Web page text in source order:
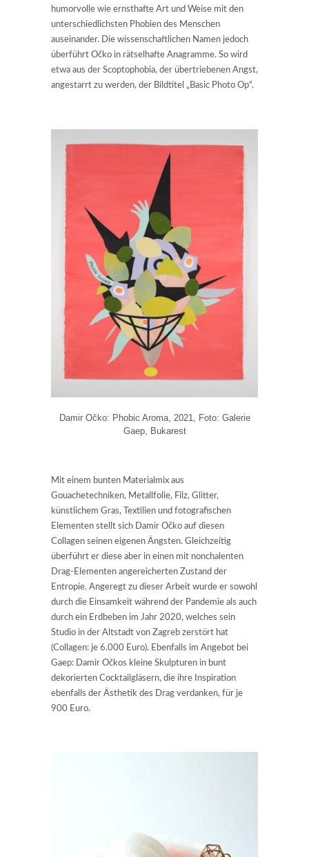
humorvolle wie ernsthafte Art und Weise mit den
unterschiedlichsten Phobien des Menschen
auseinander. Die wissenschaftlichen Namen jedoch
überführt Očko in rätselhafte Anagramme. So wird
etwa aus der Scoptophobia, der übertriebenen Angst,
angestarrt zu werden, der Bildtitel „Basic Photo Op“.
Damir Očko: Phobic Aroma, 2021, Foto: Galerie
Gaep, Bukarest
Mit einem bunten Materialmix aus
Gouachetechniken, Metallfolie, Filz, Glitter,
künstlichem Gras, Textilien und fotografischen
Elementen stellt sich Damir Očko auf diesen
Collagen seinen eigenen Ängsten. Gleichzeitig
überführt er diese aber in einen mit nonchalenten
Drag-Elementen angereicherten Zustand der
Entropie. Angeregt zu dieser Arbeit wurde er sowohl
durch die Einsamkeit während der Pandemie als auch
durch ein Erdbeben im Jahr 2020, welches sein
Studio in der Altstadt von Zagreb zerstört hat
(Collagen: je 6.000 Euro). Ebenfalls im Angebot bei
Gaep: Damir Očkos kleine Skulpturen in bunt
dekorierten Cocktailgläsern, die ihre Inspiration
ebenfalls der Ästhetik des Drag verdanken, für je
900 Euro.